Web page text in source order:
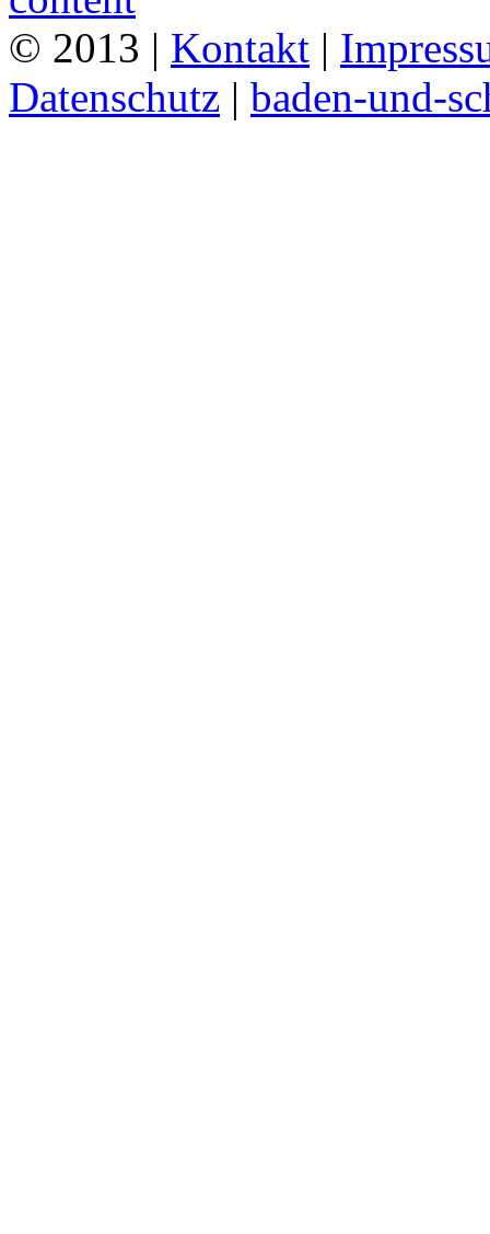
© 2013 | Kontakt |
Datenschutz | baden-und-